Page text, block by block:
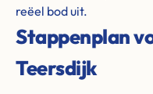
reëel bod uit.
Stappenplan
Teersdijk